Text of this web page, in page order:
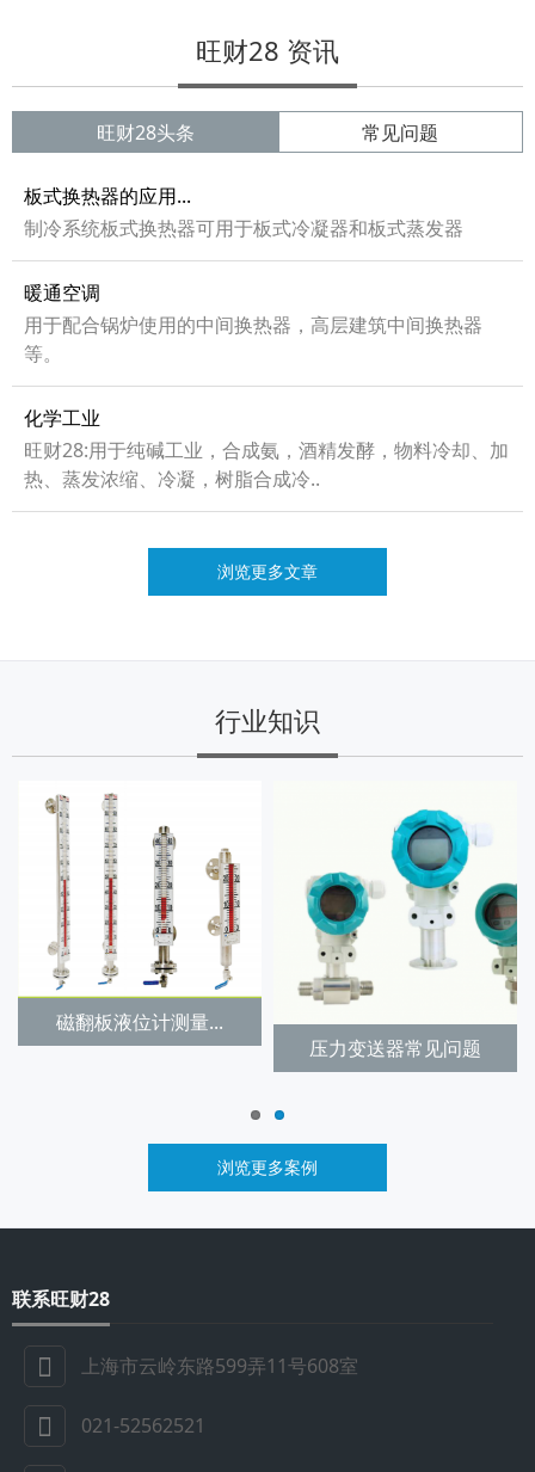
旺财28 资讯
旺财28头条 常见问题
板式换热器的应用...
制冷系统板式换热器可用于板式冷凝器和板式蒸发器
暖通空调
用于配合锅炉使用的中间换热器，高层建筑中间换热器
等。
化学工业
旺财28:用于纯碱工业，合成氨，酒精发酵，物料冷却、加
热、蒸发浓缩、冷凝，树脂合成冷..
浏览更多文章
行业知识
磁翻板液位计测量...
压力变送器常见问题
浏览更多案例
联系旺财28
上海市云岭东路599弄11号608室
021-52562521